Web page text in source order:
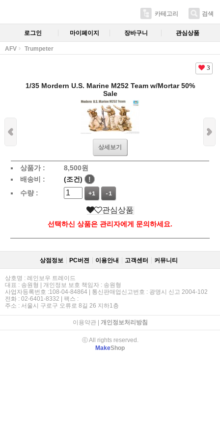
카테고리 검색
로그인 마이페이지 장바구니 관심상품
AFV Trumpeter
3
1/35 Mordern U.S. Marine M252 Team w/Mortar 50%
Sale
상세보기
상품가 : 8,500원
배송비 :
(조건)
!
수량 :
+1 -1
관심상품
선택하신 상품은 관리자에게 문의하세요.
상점정보 PC버젼 이용안내 고객센터 커뮤니티
상호명 : 레인보우 트레이드
대표 : 송원형 | 개인정보 보호 책임자 : 송원형
사업자등록번호 :108-04-84864 | 통신판매업신고번호 : 광명시 신고 2004-102
전화 : 02-6401-8332 | 팩스 :
주소 : 서울시 구로구 오류로 8길 26 지하1층
이용약관| 개인정보처리방침
ⓒ All rights reserved.
MakeShop